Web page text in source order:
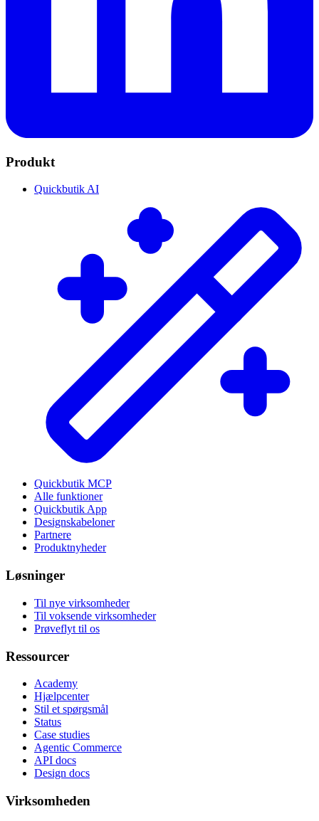
Produkt
Quickbutik AI
Quickbutik MCP
Alle funktioner
Quickbutik App
Designskabeloner
Partnere
Produktnyheder
Løsninger
Til nye virksomheder
Til voksende virksomheder
Prøveflyt til os
Ressourcer
Academy
Hjælpcenter
Stil et spørgsmål
Status
Case studies
Agentic Commerce
API docs
Design docs
Virksomheden